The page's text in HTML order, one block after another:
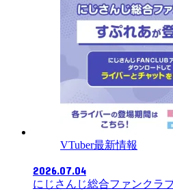
VTuber最新情報
2026.07.04
にじさんじ総合ファンクラ